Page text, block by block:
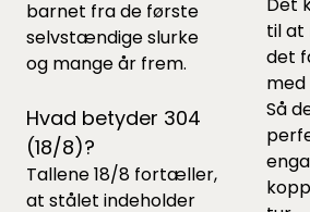
barnet fra de første
selvstændige slurke
og mange år frem.
Hvad betyder 304
(18/8)?
Tallene 18/8 fortæller,
at stålet indeholder
til at
det
med
Så